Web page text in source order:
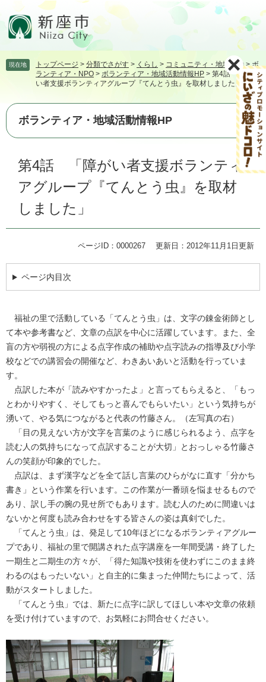
頭飛
て
文
現在地 トップページ > 分類でさがす > くらし > コミュニティ・地域活動 >ボ
ランティア・NPO > ボランティア・地域活動情報HP > 第4話 「障が
い者支援ボランティアグループ『てんとう虫』を取材しました」
ボランティア・地域活動情報HP
第4話 「障がい者支援ボランティ
アグループ『てんとう虫』を取材
しました」
ページID：0000267 更新日：2012年11月1日更新
ページ内目次
福祉の里で活動している「てんとう虫」は、文字の錬金術師とし
て本や参考書など、文章の点訳を中心に活躍しています。また、全
盲の方や弱視の方による点字作成の補助や点字読みの指導及び小学
校などでの講習会の開催など、わきあいあいと活動を行っていま
す。
点訳した本が「読みやすかったよ」と言ってもらえると、「もっ
とわかりやすく、そしてもっと喜んでもらいたい」という気持ちが
湧いて、やる気につながると代表の竹藤さん。（左写真の右）
「目の見えない方が文字を言葉のように感じられるよう、点字を
読む人の気持ちになって点訳することが大切」とおっしゃる竹藤さ
んの笑顔が印象的でした。
点訳は、まず漢字などを全て話し言葉のひらがなに直す「分かち
書き」という作業を行います。この作業が一番頭を悩ませるもので
あり、訳し手の腕の見せ所でもあります。読む人のために間違いは
ないかと何度も読み合わせをする皆さんの姿は真剣でした。
「てんとう虫」は、発足して10年ほどになるボランティアグルー
プであり、福祉の里で開講された点字講座を一年間受講・終了した
一期生と二期生の方々が、「得た知識や技術を使わずにこのまま終
わるのはもったいない」と自主的に集まった仲間たちによって、活
動がスタートしました。
「てんとう虫」では、新たに点字に訳してほしい本や文章の依頼
を受け付けていますので、お気軽にお問合せください。